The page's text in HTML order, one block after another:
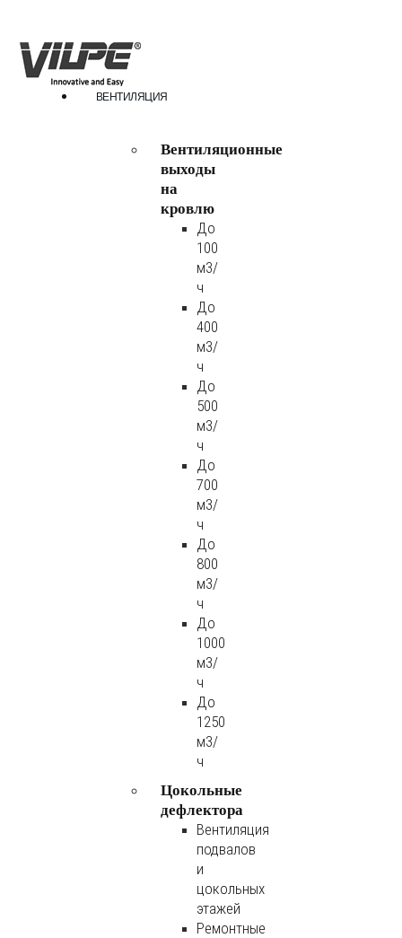
ВЕНТИЛЯЦИЯ
Вентиляционные
выходы
на
кровлю
До
100
м3/
ч
До
400
м3/
ч
До
500
м3/
ч
До
700
м3/
ч
До
800
м3/
ч
До
1000
м3/
ч
До
1250
м3/
ч
Цокольные
дефлектора
Вентиляция
подвалов
и
цокольных
этажей
Ремонтные